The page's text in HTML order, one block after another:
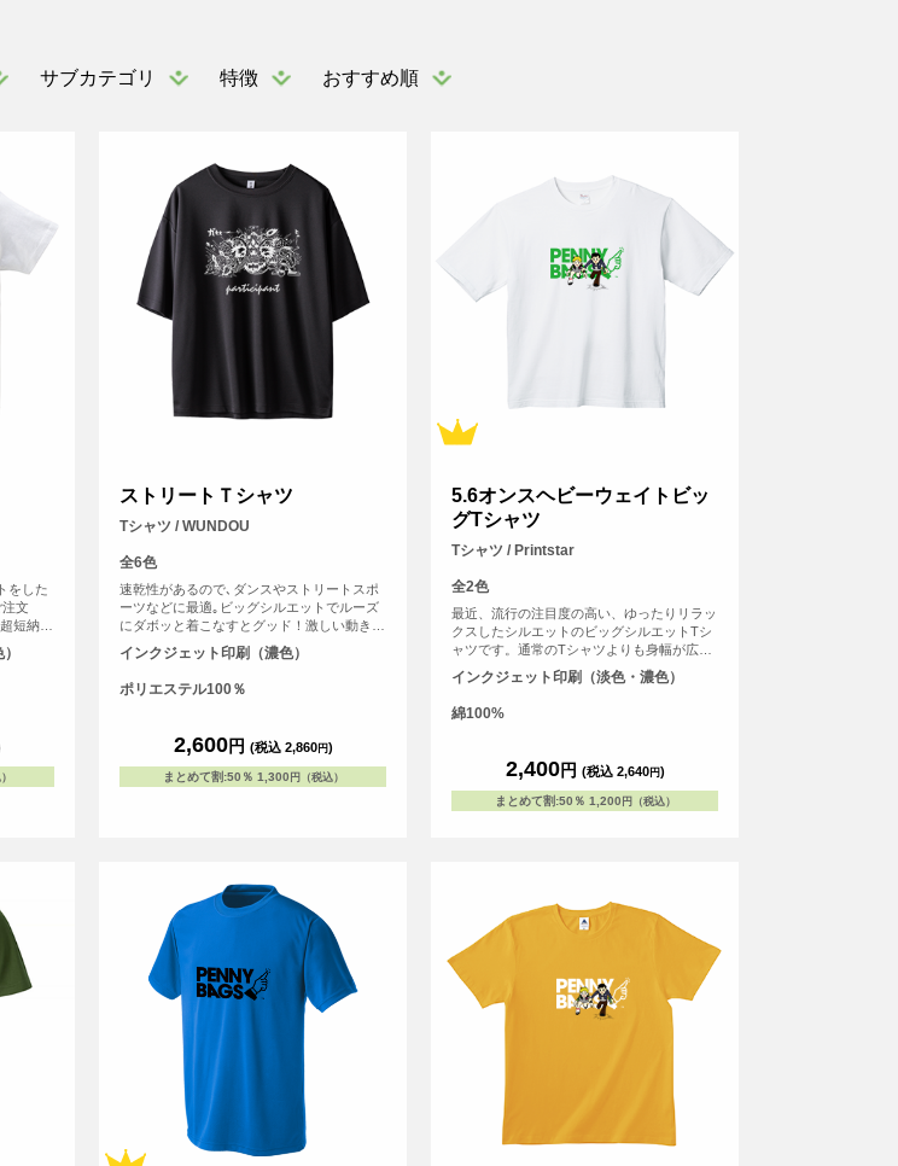
サブカテゴリ 特徴 おすすめ順
をした
文
短納期
忘れ、
便利！
ジナル
定番
ストリートＴシャツ
Tシャツ / WUNDOU
全6色
速乾性があるので､ダンスやストリートスポ
ーツなどに最適｡ビッグシルエットでルーズ
にダボッと着こなすとグッド！激しい動きに
も体に張り付くことがなく､すぐに乾くので
重たくならない｡夏の屋外でも冬の屋内でも
快適に体を動かすことのできる必須アイテム
になること間違いなしのＴシャツです｡
インクジェット印刷（濃色）
ポリエステル100％
2,600円 (税込 2,860円)
まとめて割:50％ 1,300 円（税込）
5.6オンスヘビーウェイトビッ
グTシャツ
Tシャツ / Printstar
全2色
最近、流行の注目度の高い、ゆったりリラッ
クスしたシルエットのビッグシルエットTシ
ャツです。通常のTシャツよりも身幅が広
く、ファッション性が高く、若い年代から人
気がございます。ダボッと着たい方におすす
めです！
インクジェット印刷（淡色・濃色）
綿100%
2,400円 (税込 2,640円)
まとめて割:50％ 1,200 円（税込）